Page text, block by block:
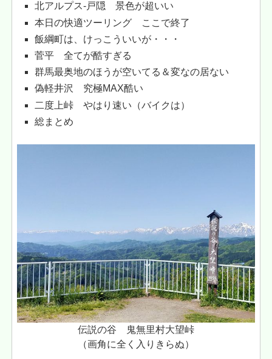
北アルプス-戸隠 景色が超いい
本日の快適ツーリング ここで終了
飯綱町は、けっこういいが・・・
菅平 全てが酷すぎる
群馬最奥地のほうが空いてる＆変なの居ない
偽軽井沢 究極MAX酷い
二度上峠 やはり速い（バイクは）
総まとめ
伝説の谷 鬼無里村大望峠
（画角に全く入りきらぬ）